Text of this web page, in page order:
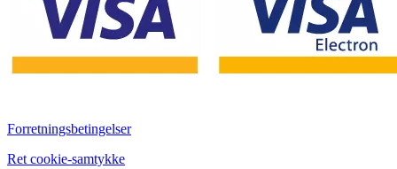
Forretningsbetingelser
Ret cookie-samtykke